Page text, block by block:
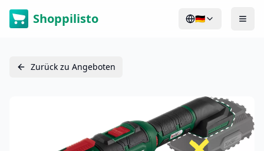
Shoppilisto 🇩🇪
Zurück zu Angeboten